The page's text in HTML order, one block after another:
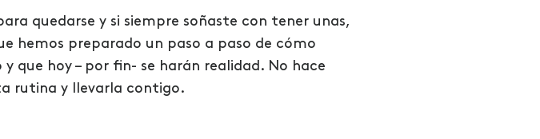
quedarse y si siempre soñaste con tener unas,
hemos preparado un paso a paso de cómo
que hoy – por fin- se harán realidad. No hace
rutina y llevarla contigo.